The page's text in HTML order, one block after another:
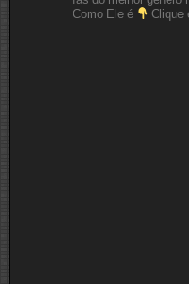
Como Ele é
Clique